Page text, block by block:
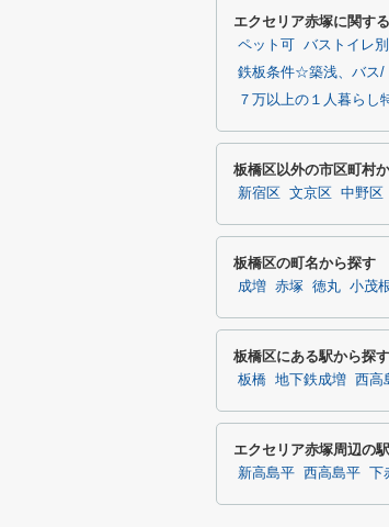
エクセリア赤塚に関す
ペット可 バストイレ別
鉄板条件☆築浅、バス/
７万以上の１人暮らし
板橋区以外の市区町村
新宿区 文京区 中野区
板橋区の町名から探す
成増 赤塚 徳丸 小茂
板橋区にある駅から探す
板橋 地下鉄成増 西高
エクセリア赤塚周辺の
新高島平 西高島平 下